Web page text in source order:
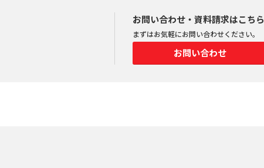
お問い合わせ・資料請求はこちら
まずはお気軽にお問い合わせください。
お問い合わせ